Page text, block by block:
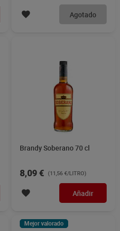
Agotado
Brandy Soberano 70 cl
8,09 € (11,56 €/LITRO)
Añadir
Mejor valorado